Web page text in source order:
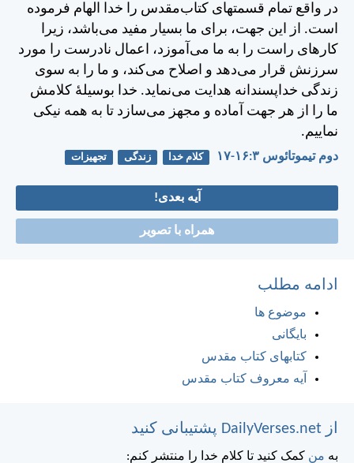
در واقع تمام قسمتهای كتاب‌مقدس را خدا الهام فرموده
است. از اين جهت، برای ما بسيار مفيد می‌باشد، زيرا
كارهای راست را به ما می‌آموزد، اعمال نادرست را مورد
سرزنش قرار می‌دهد و اصلاح می‌كند، و ما را به سوی
زندگی خداپسندانه هدايت می‌نمايد. خدا بوسيلهٔ كلامش
ما را از هر جهت آماده و مجهز می‌سازد تا به همه نيكی
نماييم.
دوم تيموتائوس ۳:‏۱۶-‏۱۷ کلام خدا زندگی تجهیزات
آیه بعدی!
همراه با تصویر
ادامه مطلب
موضوع ها
بایگانی
کتابهای کتاب مقدس
آیه معروف کتاب مقدس
از DailyVerses.net پشتیبانی کنید
به من کمک کنید تا کلام خدا را منتشر کنم: